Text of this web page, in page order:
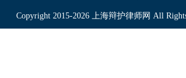
Copyright 2015-2026 上海辩护律师网 All